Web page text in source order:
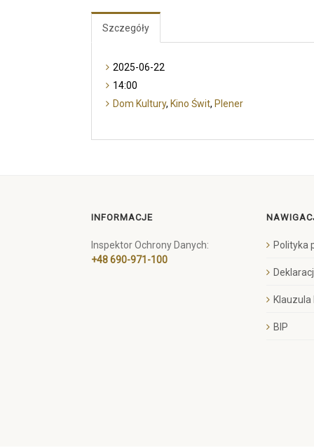
Szczegóły
2025-06-22
14:00
Dom Kultury, Kino Świt, Plener
INFORMACJE
Inspektor Ochrony Danych:
+48 690-971-100
Polityka
BIP